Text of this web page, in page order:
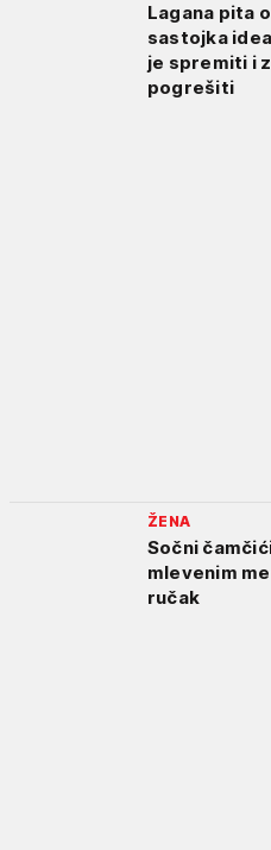
Lagana pita
sastojka
je spremiti i
pogrešiti
ŽENA
Sočni
mlevenim
ručak